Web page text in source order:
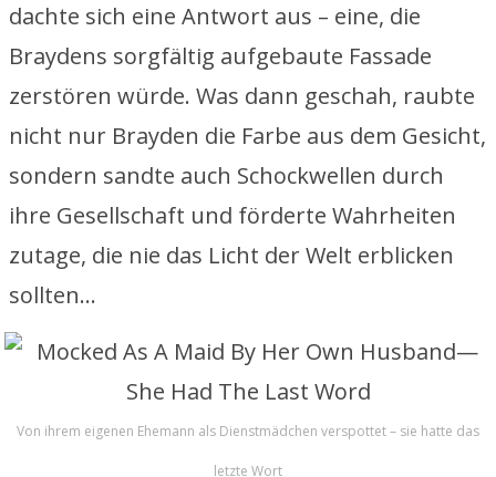
dachte sich eine Antwort aus – eine, die
Braydens sorgfältig aufgebaute Fassade
zerstören würde. Was dann geschah, raubte
nicht nur Brayden die Farbe aus dem Gesicht,
sondern sandte auch Schockwellen durch
ihre Gesellschaft und förderte Wahrheiten
zutage, die nie das Licht der Welt erblicken
sollten…
Von ihrem eigenen Ehemann als Dienstmädchen verspottet – sie hatte das
letzte Wort